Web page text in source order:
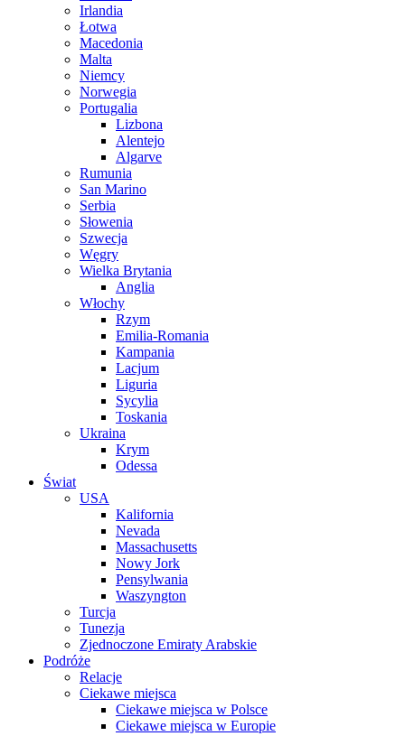
Irlandia
Łotwa
Macedonia
Malta
Niemcy
Norwegia
Portugalia
Lizbona
Alentejo
Algarve
Rumunia
San Marino
Serbia
Słowenia
Szwecja
Węgry
Wielka Brytania
Anglia
Włochy
Rzym
Emilia-Romania
Kampania
Lacjum
Liguria
Sycylia
Toskania
Ukraina
Krym
Odessa
Świat
USA
Kalifornia
Nevada
Massachusetts
Nowy Jork
Pensylwania
Waszyngton
Turcja
Tunezja
Zjednoczone Emiraty Arabskie
Podróże
Relacje
Ciekawe miejsca
Ciekawe miejsca w Polsce
Ciekawe miejsca w Europie